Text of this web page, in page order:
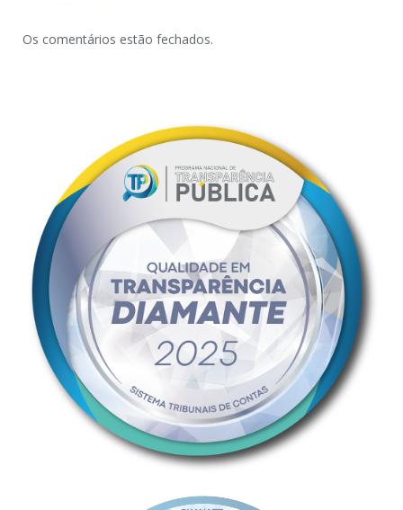
Os comentários estão fechados.